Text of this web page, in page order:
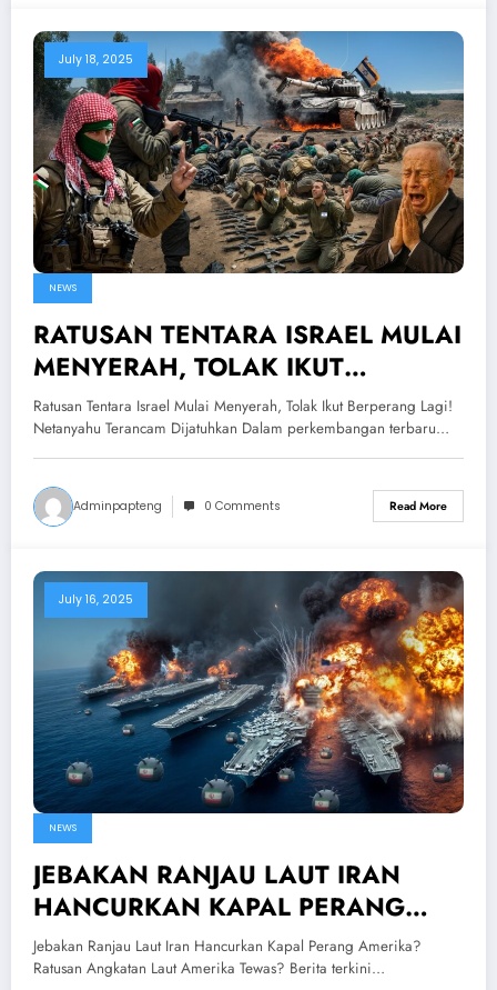
July 18, 2025
NEWS
RATUSAN TENTARA ISRAEL MULAI
MENYERAH, TOLAK IKUT
BERPERANG LAGI! Netanyahu
Terancam Dijatuhkan
Ratusan Tentara Israel Mulai Menyerah, Tolak Ikut Berperang Lagi!
Netanyahu Terancam Dijatuhkan Dalam perkembangan terbaru…
Adminpapteng 0 Comments Read More
July 16, 2025
NEWS
JEBAKAN RANJAU LAUT IRAN
HANCURKAN KAPAL PERANG
AMERIKA!? Ratusan Angkatan Laut
Amerika Tewas?
Jebakan Ranjau Laut Iran Hancurkan Kapal Perang Amerika?
Ratusan Angkatan Laut Amerika Tewas? Berita terkini…